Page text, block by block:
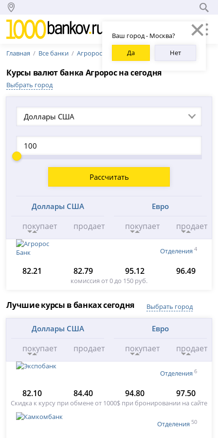
Ваш город - Москва?
Да
Нет
Главная Все банки Агророс
Курсы валют банка Агророс на сегодня
Выбрать город
Доллары США
Рассчитать
Доллары США
покупает продает
Евро
покупает продает
Отделения 4
82.21 82.79 95.12 96.49
комиссия от 0 до 150 руб.
Лучшие курсы в банках сегодня Выбрать город
Доллары США
покупает продает
Евро
покупает продает
Отделения 6
82.10 84.40 94.80 97.50
Скидка к курсу при обмене от 1000$ при бронировании на сайте
Отделения 50